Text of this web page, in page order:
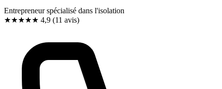
Entrepreneur spécialisé dans l'isolation
★★★★★ 4,9 (11 avis)